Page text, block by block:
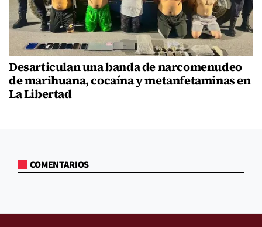
Desarticulan una banda de narcomenudeo
de marihuana, cocaína y metanfetaminas en
La Libertad
COMENTARIOS